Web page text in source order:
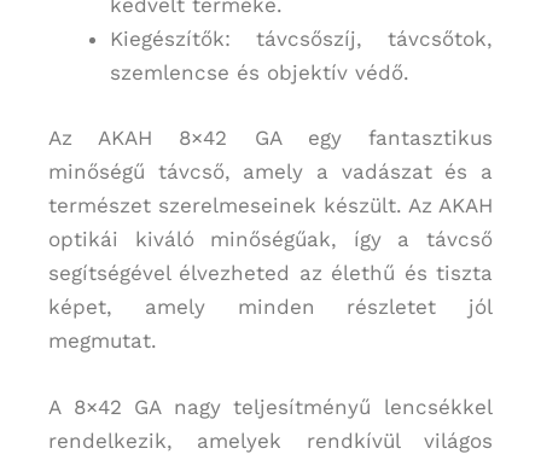
kedvelt terméke.
Kiegészítők: távcsőszíj, távcsőtok,
szemlencse és objektív védő.
Az AKAH 8×42 GA egy fantasztikus
minőségű távcső, amely a vadászat és a
természet szerelmeseinek készült. Az AKAH
optikái kiváló minőségűak, így a távcső
segítségével élvezheted az élethű és tiszta
képet, amely minden részletet jól
megmutat.
A 8×42 GA nagy teljesítményű lencsékkel
rendelkezik, amelyek rendkívül világos